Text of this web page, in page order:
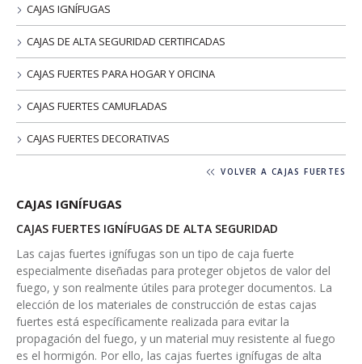
CAJAS IGNÍFUGAS
CAJAS DE ALTA SEGURIDAD CERTIFICADAS
CAJAS FUERTES PARA HOGAR Y OFICINA
CAJAS FUERTES CAMUFLADAS
CAJAS FUERTES DECORATIVAS
VOLVER A CAJAS FUERTES
CAJAS IGNÍFUGAS
CAJAS FUERTES IGNÍFUGAS DE ALTA SEGURIDAD
Las cajas fuertes ignífugas son un tipo de caja fuerte
especialmente diseñadas para proteger objetos de valor del
fuego, y son realmente útiles para proteger documentos. La
elección de los materiales de construcción de estas cajas
fuertes está específicamente realizada para evitar la
propagación del fuego, y un material muy resistente al fuego
es el hormigón. Por ello, las cajas fuertes ignífugas de alta